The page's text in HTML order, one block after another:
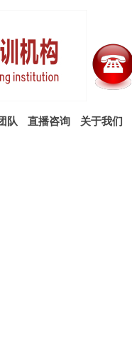
队 直播咨询 关于我们